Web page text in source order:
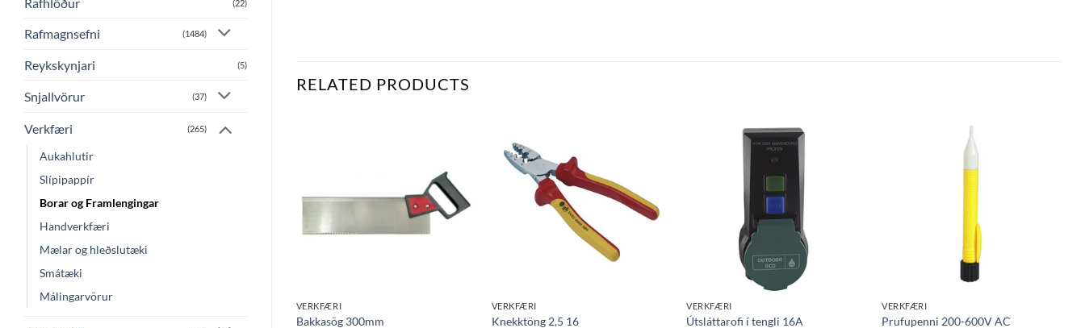
(22)
Rafmagnsefni (1484)
Reykskynjari (5)
Snjallvörur (37)
Verkfæri (265)
Aukahlutir
Slípipappír
Borar og Framlengingar
Handverkfæri
Mælar og hleðslutæki
Smátæki
Málingarvörur
RELATED PRODUCTS
við á
óskalista
VERKFÆRI
Bakkasög 300mm
VERKFÆRI
Knekktöng 2,5 16
VERKFÆRI
Útsláttarofi í tengli 16A
VERKFÆRI
Prufupenni 200-600V AC
Bæta
óskalista